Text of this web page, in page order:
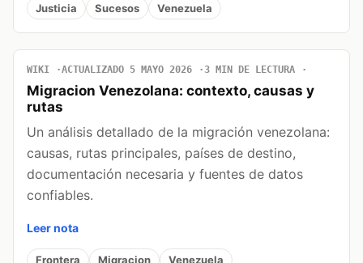
Justicia Sucesos Venezuela
WIKI ACTUALIZADO 5 MAYO 2026 3 MIN DE LECTURA
Migracion Venezolana: contexto, causas y
rutas
Un análisis detallado de la migración venezolana:
causas, rutas principales, países de destino,
documentación necesaria y fuentes de datos
confiables.
Leer nota
Frontera Migracion Venezuela